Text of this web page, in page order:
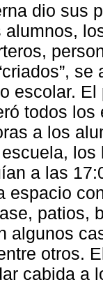
dio sus
alumnos,
escolar.
todos
a los
a las
espacio
patios,
algunos
otros.
cabida a